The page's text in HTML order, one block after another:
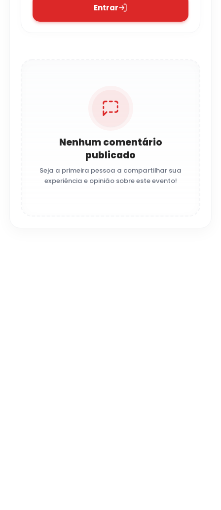
Entrar
Nenhum comentário
publicado
Seja a primeira pessoa a compartilhar sua
experiência e opinião sobre este evento!